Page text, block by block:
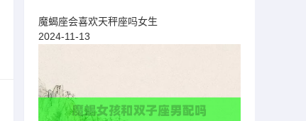
魔蝎座会喜欢天秤座吗女生
2024-11-13